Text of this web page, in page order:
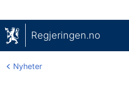
Regjeringen.no
Nyheter